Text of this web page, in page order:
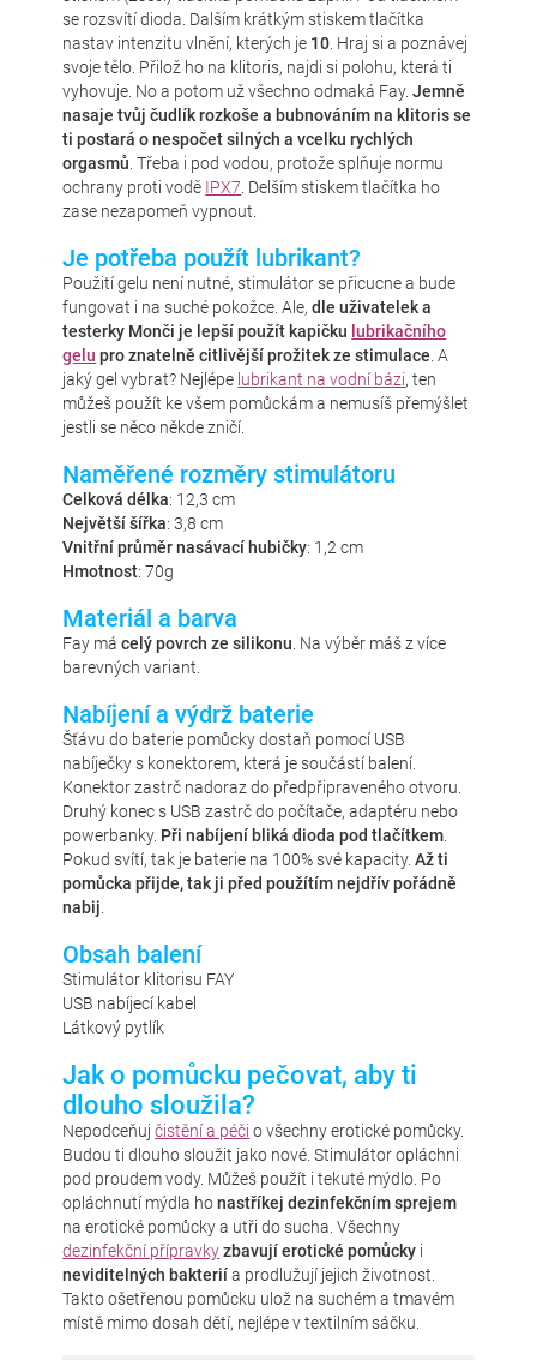
se rozsvítí dioda. Dalším krátkým stiskem tlačítka
nastav intenzitu vlnění, kterých je 10. Hraj si a poznávej
svoje tělo. Přilož ho na klitoris, najdi si polohu, která ti
vyhovuje. No a potom už všechno odmaká Fay.Jemně
nasaje tvůj čudlík rozkoše a bubnováním na klitoris se
ti postará o nespočet silných a vcelku rychlých
orgasmů. Třeba i pod vodou, protože splňuje normu
ochrany proti vodě IPX7. Delším stiskem tlačítka ho
zase nezapomeň vypnout.
Je potřeba použít lubrikant?
Použití gelu není nutné, stimulátor se přicucne a bude
fungovat i na suché pokožce. Ale,dle uživatelek a
testerky Monči je lepší použít kapičku lubrikačního
gelu pro znatelně citlivější prožitek ze stimulace. A
jaký gel vybrat? Nejlépe lubrikant na vodní bázi, ten
můžeš použít ke všem pomůckám a nemusíš přemýšlet
jestli se něco někde zničí.
Naměřené rozměry stimulátoru
Celková délka: 12,3 cm
Největší šířka: 3,8 cm
Vnitřní průměr nasávací hubičky: 1,2 cm
Hmotnost: 70g
Materiál a barva
Fay mácelý povrch ze silikonu. Na výběr máš z více
barevných variant.
Nabíjení a výdrž baterie
Šťávu do baterie pomůcky dostaň pomocí USB
nabíječky s konektorem, která je součástí balení.
Konektor zastrč nadoraz do předpřipraveného otvoru.
Druhý konec s USB zastrč do počítače, adaptéru nebo
powerbanky. Při nabíjení bliká dioda pod tlačítkem.
Pokud svítí, tak je baterie na 100% své kapacity.Až ti
pomůcka přijde, tak ji před použítím nejdřív pořádně
nabij.
Obsah balení
Stimulátor klitorisu FAY
USB nabíjecí kabel
Látkový pytlík
Jak o pomůcku pečovat, aby ti
dlouho sloužila?
Nepodceňujčistění a péči o všechny erotické pomůcky.
Budou ti dlouho sloužit jako nové. Stimulátor opláchni
pod proudem vody. Můžeš použít i tekuté mýdlo. Po
opláchnutí mýdla honastříkej dezinfekčním sprejem
na erotické pomůcky a utři do sucha. Všechny
dezinfekční přípravkyzbavují erotické pomůcky i
neviditelných bakterií a prodlužují jejich životnost.
Takto ošetřenou pomůcku ulož na suchém a tmavém
místě mimo dosah dětí, nejlépe v textilním sáčku.